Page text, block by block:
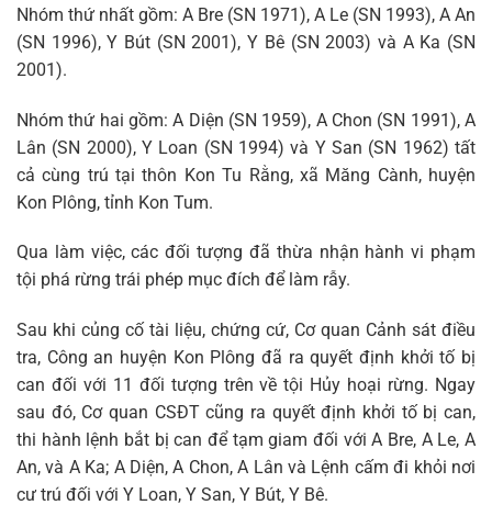
Nhóm thứ nhất gồm: A Bre (SN 1971), A Le (SN 1993), A An
(SN 1996), Y Bút (SN 2001), Y Bê (SN 2003) và A Ka (SN
2001).
Nhóm thứ hai gồm: A Diện (SN 1959), A Chon (SN 1991), A
Lân (SN 2000), Y Loan (SN 1994) và Y San (SN 1962) tất
cả cùng trú tại thôn Kon Tu Rằng, xã Măng Cành, huyện
Kon Plông, tỉnh Kon Tum.
Qua làm việc, các đối tượng đã thừa nhận hành vi phạm
tội phá rừng trái phép mục đích để làm rẫy.
Sau khi củng cố tài liệu, chứng cứ, Cơ quan Cảnh sát điều
tra, Công an huyện Kon Plông đã ra quyết định khởi tố bị
can đối với 11 đối tượng trên về tội Hủy hoại rừng. Ngay
sau đó, Cơ quan CSĐT cũng ra quyết định khởi tố bị can,
thi hành lệnh bắt bị can để tạm giam đối với A Bre, A Le, A
An, và A Ka; A Diện, A Chon, A Lân và Lệnh cấm đi khỏi nơi
cư trú đối với Y Loan, Y San, Y Bút, Y Bê.